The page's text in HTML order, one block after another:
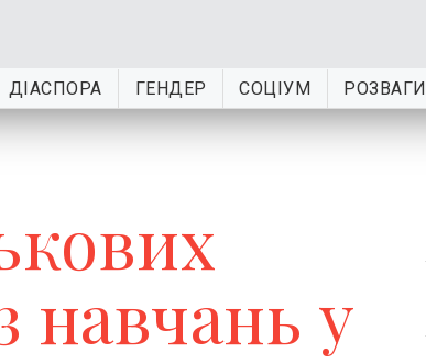
ДІАСПОРА ГЕНДЕР СОЦІУМ РОЗВАГИ
навчань у